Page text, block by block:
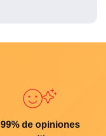
99% de opiniones